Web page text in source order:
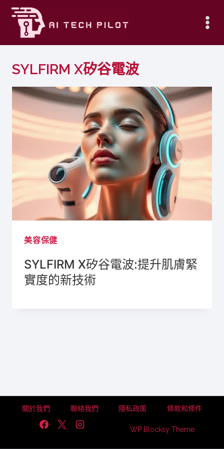
Skip
content
SYLFIRM X矽谷電波
美容保健
SYLFIRM X矽谷電波:提升肌膚緊
實度的新技術
關於我們 聯絡我們 隱私政策 條款和條件
WP Blocksy Theme